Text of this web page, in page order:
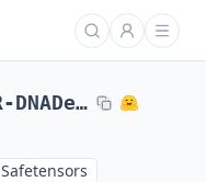
OpenMed-NER-DNADetect-SuperMedical-125M
Safetensors